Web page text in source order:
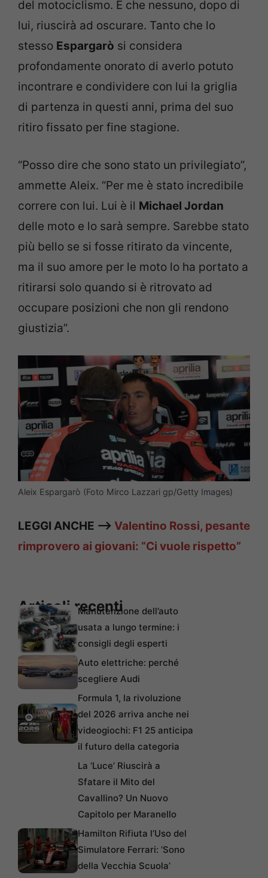
del motociclismo. E che nessuno, dopo di
lui, riuscirà ad oscurare. Tanto che lo
stesso Espargarò si considera
profondamente onorato di averlo potuto
incontrare e condividere con lui la griglia
di partenza in questi anni, prima del suo
ritiro fissato per fine stagione.
“Posso dire che sono stato un privilegiato”,
ammette Aleix. “Per me è stato incredibile
correre con lui. Lui è il Michael Jordan
delle moto e lo sarà sempre. Sarebbe stato
più bello se si fosse ritirato da vincente,
ma il suo amore per le moto lo ha portato a
ritirarsi solo quando si è ritrovato ad
occupare posizioni che non gli rendono
giustizia”.
Aleix Espargarò (Foto Mirco Lazzari gp/Getty Images)
LEGGI ANCHE —> Valentino Rossi, pesante
rimprovero ai giovani: “Ci vuole rispetto”
Articoli recentiManutenzione dell’auto
usata a lungo termine: i
consigli degli esperti
Auto elettriche: perché
scegliere Audi
Formula 1, la rivoluzione
del 2026 arriva anche nei
videogiochi: F1 25 anticipa
il futuro della categoria
La ‘Luce’ Riuscirà a
Sfatare il Mito del
Cavallino? Un Nuovo
Capitolo per Maranello
Hamilton Rifiuta l’Uso del
Simulatore Ferrari: ‘Sono
della Vecchia Scuola’